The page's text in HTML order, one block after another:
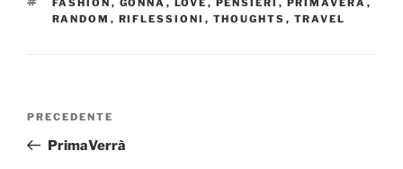
RANDOM , RIFLESSIONI , THOUGHTS , TRAVEL
Articolo
precedente:
PRECEDENTE
PrimaVerrà